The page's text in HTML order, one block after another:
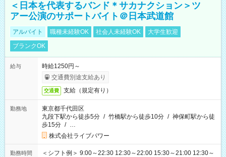
＜日本を代表するバンド＊サカナクション＞ツ
アー公演のサポートバイト＠日本武道館
アルバイト 職種未経験OK 社会人未経験OK
大学生歓迎
ブランクOK
給与
時給1250円～
交通費別途支給あり
交通費 支給（規定有り）
勤務地
東京都千代田区
九段下駅から徒歩5分 / 竹橋駅から徒歩10分 / 神保町駅から徒
歩15分 / …
株式会社ライブパワー
勤務時間
＜シフト例＞ 9:00～22:30 12:30～22:00 15:30～21:00 12:30～